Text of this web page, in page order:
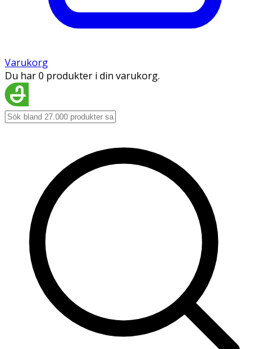
Varukorg
Du har 0 produkter i din varukorg.